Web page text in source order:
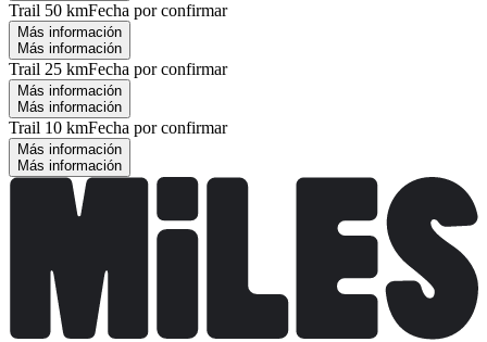
Trail 50 kmFecha por confirmar
Más información
Más información
Trail 25 kmFecha por confirmar
Más información
Más información
Trail 10 kmFecha por confirmar
Más información
Más información